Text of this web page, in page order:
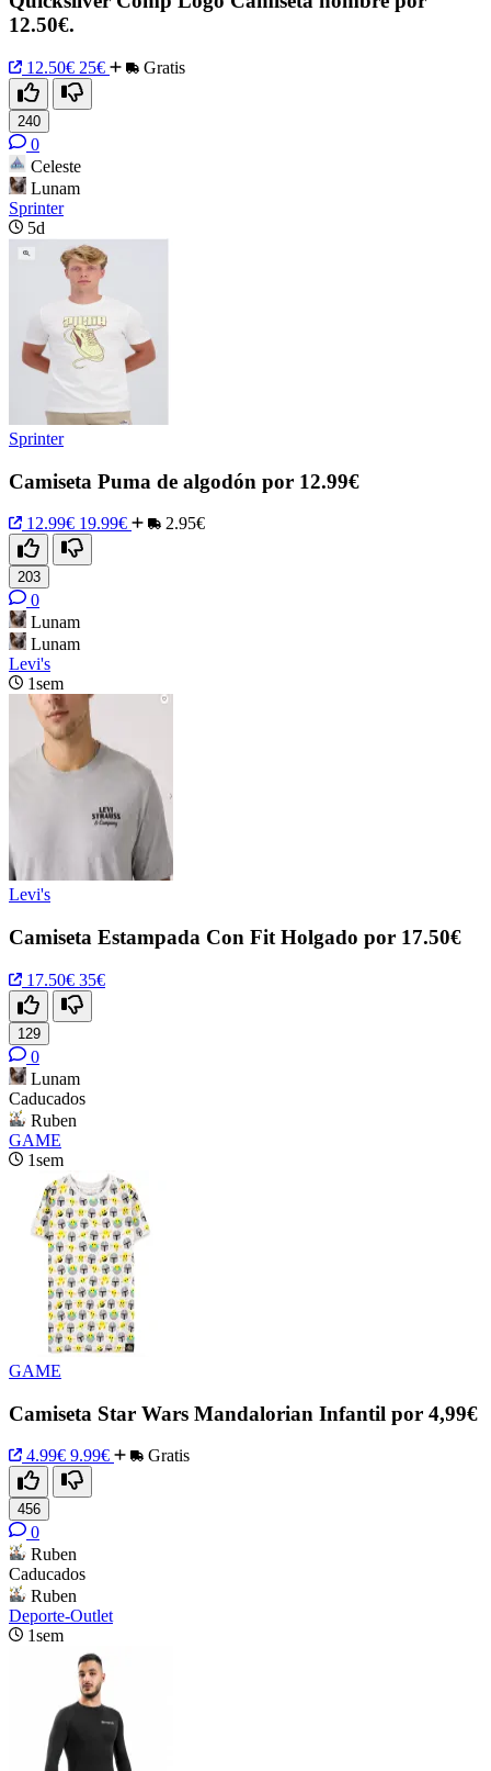
12.50€.
12.50€ 25€ Gratis
240
0
Celeste
Lunam
Sprinter
5d
Sprinter
Camiseta Puma de algodón por 12.99€
12.99€ 19.99€ 2.95€
203
0
Lunam
Lunam
Levi's
1sem
Levi's
Camiseta Estampada Con Fit Holgado por 17.50€
17.50€ 35€
129
0
Lunam
Caducados
Ruben
GAME
1sem
GAME
Camiseta Star Wars Mandalorian Infantil por 4,99€
4.99€ 9.99€ Gratis
456
0
Ruben
Caducados
Ruben
Deporte-Outlet
1sem